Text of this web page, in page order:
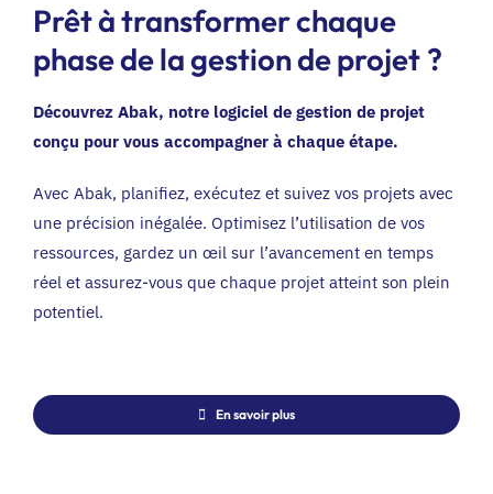
Prêt à transformer chaque
phase de la gestion de projet ?
Découvrez Abak, notre logiciel de gestion de projet
conçu pour vous accompagner à chaque étape.
Avec Abak, planifiez, exécutez et suivez vos projets avec
une précision inégalée. Optimisez l’utilisation de vos
ressources, gardez un œil sur l’avancement en temps
réel et assurez-vous que chaque projet atteint son plein
potentiel.
En savoir plus